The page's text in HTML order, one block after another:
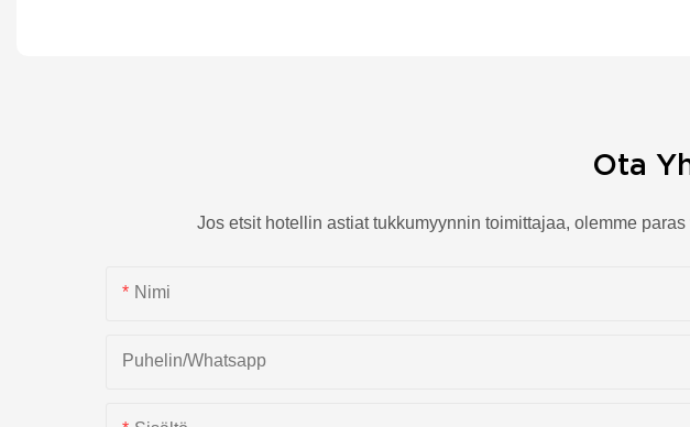
Ota
Jos etsit hotellin astiat tukkumyynnin toimittajaa, olemme
Nimi
Puhelin/whatsapp